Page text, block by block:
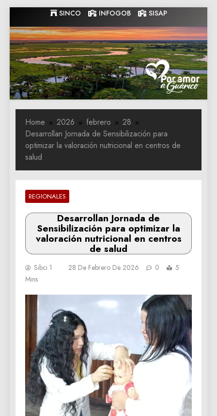
to
content
SINCO INFOGOB SISAP
Gobernacion
de Guarico
Gobernacion de Guarico
Home 2026 febrero
28
Desarrollan Jornada de Sensibilización para
optimizar la valoración nutricional en centros de
salud
REGIONALES
Desarrollan Jornada de
Sensibilización para optimizar la
valoración nutricional en centros
de salud
Sibci 1 28 De Febrero De 2026 0
5
Mins